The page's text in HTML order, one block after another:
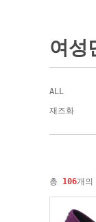
여성
ALL
재즈화
총 106개의